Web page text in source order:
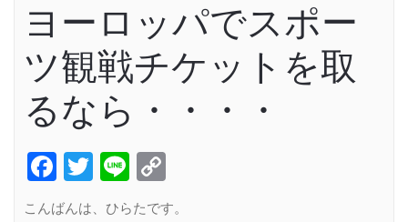
ヨーロッパでスポー
ツ観戦チケットを取
るなら・・・・
Facebook
Twitter
Line
Link
こんばんは、ひらたです。